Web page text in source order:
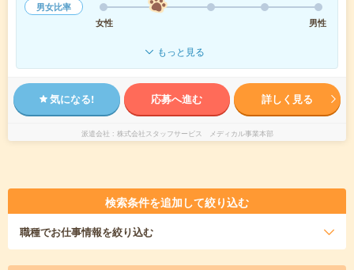
男女比率
女性
男性
もっと見る
気になる! 応募へ進む 詳しく見る
派遣会社 株式会社スタッフサービス メディカル事業本部
検索条件を追加して絞り込む
職種でお仕事情報を絞り込む